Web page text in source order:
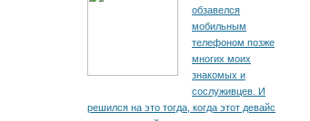
обзавелся
мобильным
телефоном позже
многих моих
знакомых и
сослуживцев. И
решился на это тогда, когда этот девайс